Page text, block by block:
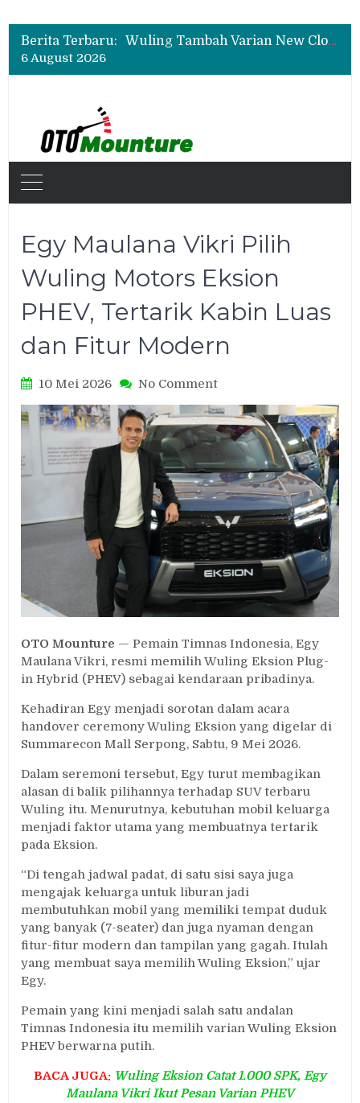
Berita Terbaru:
Wuling Tambah Varian New Cloud EV SE, Harga Mulai Rp299 Juta
Daihatsu Hadirkan Rocky Hybrid, New Sigra hingga Concept Car di GIIAS 2026
6 August 2026
Egy Maulana Vikri Pilih
Wuling Motors Eksion
PHEV, Tertarik Kabin Luas
dan Fitur Modern
10 Mei 2026 No Commenton
Maulana
Vikri
Pilih
Wuling
Motors
Eksion
PHEV,
Tertarik
Kabin
Luas
Fitur
Modern
OTO Mounture — Pemain Timnas Indonesia, Egy
Maulana Vikri, resmi memilih Wuling Eksion Plug-
in Hybrid (PHEV) sebagai kendaraan pribadinya.
Kehadiran Egy menjadi sorotan dalam acara
handover ceremony Wuling Eksion yang digelar di
Summarecon Mall Serpong, Sabtu, 9 Mei 2026.
Dalam seremoni tersebut, Egy turut membagikan
alasan di balik pilihannya terhadap SUV terbaru
Wuling itu. Menurutnya, kebutuhan mobil keluarga
menjadi faktor utama yang membuatnya tertarik
pada Eksion.
“Di tengah jadwal padat, di satu sisi saya juga
mengajak keluarga untuk liburan jadi
membutuhkan mobil yang memiliki tempat duduk
yang banyak (7-seater) dan juga nyaman dengan
fitur-fitur modern dan tampilan yang gagah. Itulah
yang membuat saya memilih Wuling Eksion,” ujar
Egy.
Pemain yang kini menjadi salah satu andalan
Timnas Indonesia itu memilih varian Wuling Eksion
PHEV berwarna putih.
BACA JUGA: Wuling Eksion Catat 1.000 SPK, Egy
Maulana Vikri Ikut Pesan Varian PHEV